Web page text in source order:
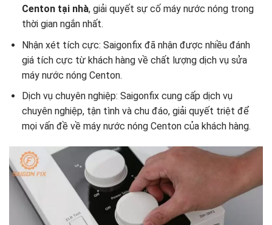
Centon tại nhà, giải quyết sự cố máy nước nóng trong
thời gian ngắn nhất.
Nhận xét tích cực: Saigonfix đã nhận được nhiều đánh
giá tích cực từ khách hàng về chất lượng dịch vụ sửa
máy nước nóng Centon.
Dịch vụ chuyên nghiệp: Saigonfix cung cấp dịch vụ
chuyên nghiệp, tận tình và chu đáo, giải quyết triệt để
mọi vấn đề về máy nước nóng Centon của khách hàng.